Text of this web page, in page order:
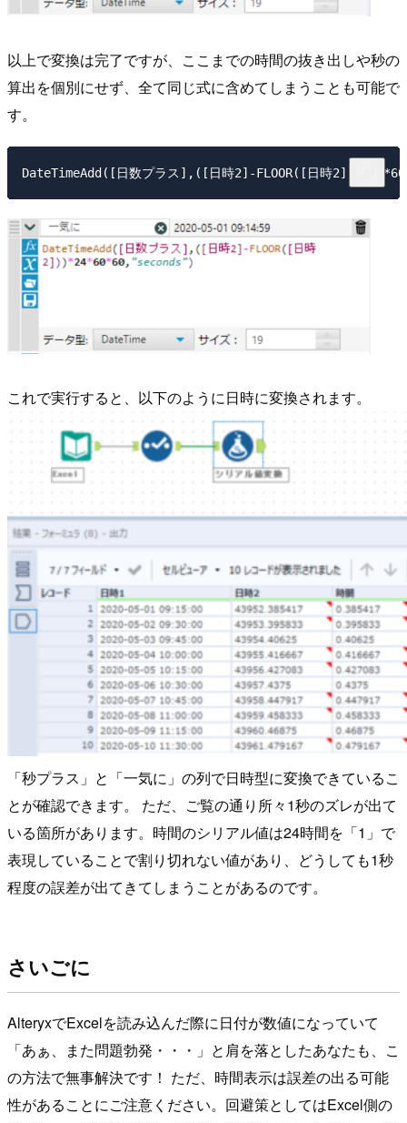
以上で変換は完了ですが、ここまでの時間の抜き出しや秒の
算出を個別にせず、全て同じ式に含めてしまうことも可能で
す。
DateTimeAdd([日数プラス],([日時2]-FLOOR([日時
これで実行すると、以下のように日時に変換されます。
「秒プラス」と「一気に」の列で日時型に変換できているこ
とが確認できます。 ただ、ご覧の通り所々1秒のズレが出て
いる箇所があります。時間のシリアル値は24時間を「1」で
表現していることで割り切れない値があり、どうしても1秒
程度の誤差が出てきてしまうことがあるのです。
さいごに
AlteryxでExcelを読み込んだ際に日付が数値になっていて
「あぁ、また問題勃発・・・」と肩を落としたあなたも、こ
の方法で無事解決です！ ただ、時間表示は誤差の出る可能
性があることにご注意ください。回避策としてはExcel側の